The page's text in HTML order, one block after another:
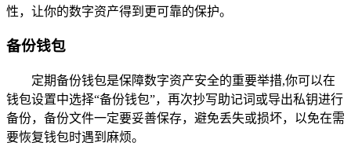
性，让你的数字资产得到更可靠的保护。
备份钱包
定期备份钱包是保障数字资产安全的重要举措,你可以在
钱包设置中选择“备份钱包”，再次抄写助记词或导出私钥进行
备份，备份文件一定要妥善保存，避免丢失或损坏，以免在需
要恢复钱包时遇到麻烦。